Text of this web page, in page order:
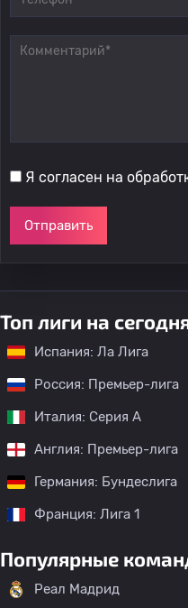
Я согласен на
Отправить
Топ лиги на
Испания: Ла Лига
Россия: Премьер-лига
Италия: Серия А
Англия: Премьер-лига
Германия: Бундеслига
Франция: Лига 1
Популярные
Реал Мадрид